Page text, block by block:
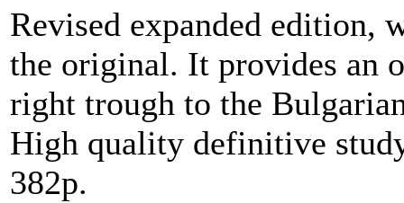
Revised expanded edition,
the original. It provides an
right trough to the
High quality definitive
382p.